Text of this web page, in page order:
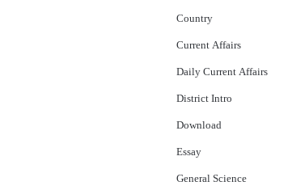
Country
Current Affairs
Daily Current Affairs
District Intro
Download
Essay
General Science